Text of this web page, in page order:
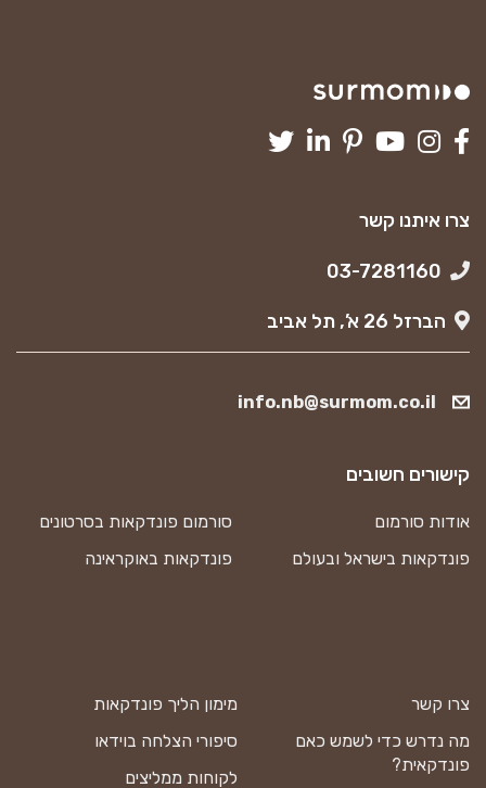
צרו איתנו קשר
הברזל 26 א’, תל אביב
info.nb@surmom.co.il
צרו קשר
מה נדרש כדי לשמש כאם
פונדקאית?
מימון הליך פונדקאות
סיפורי הצלחה בוידאו
לקוחות ממליצים
קישורים חשובים
אודות סורמום
סורמום פונדקאות בסרטונים
פונדקאות בישראל ובעולם
פונדקאות באוקראינה